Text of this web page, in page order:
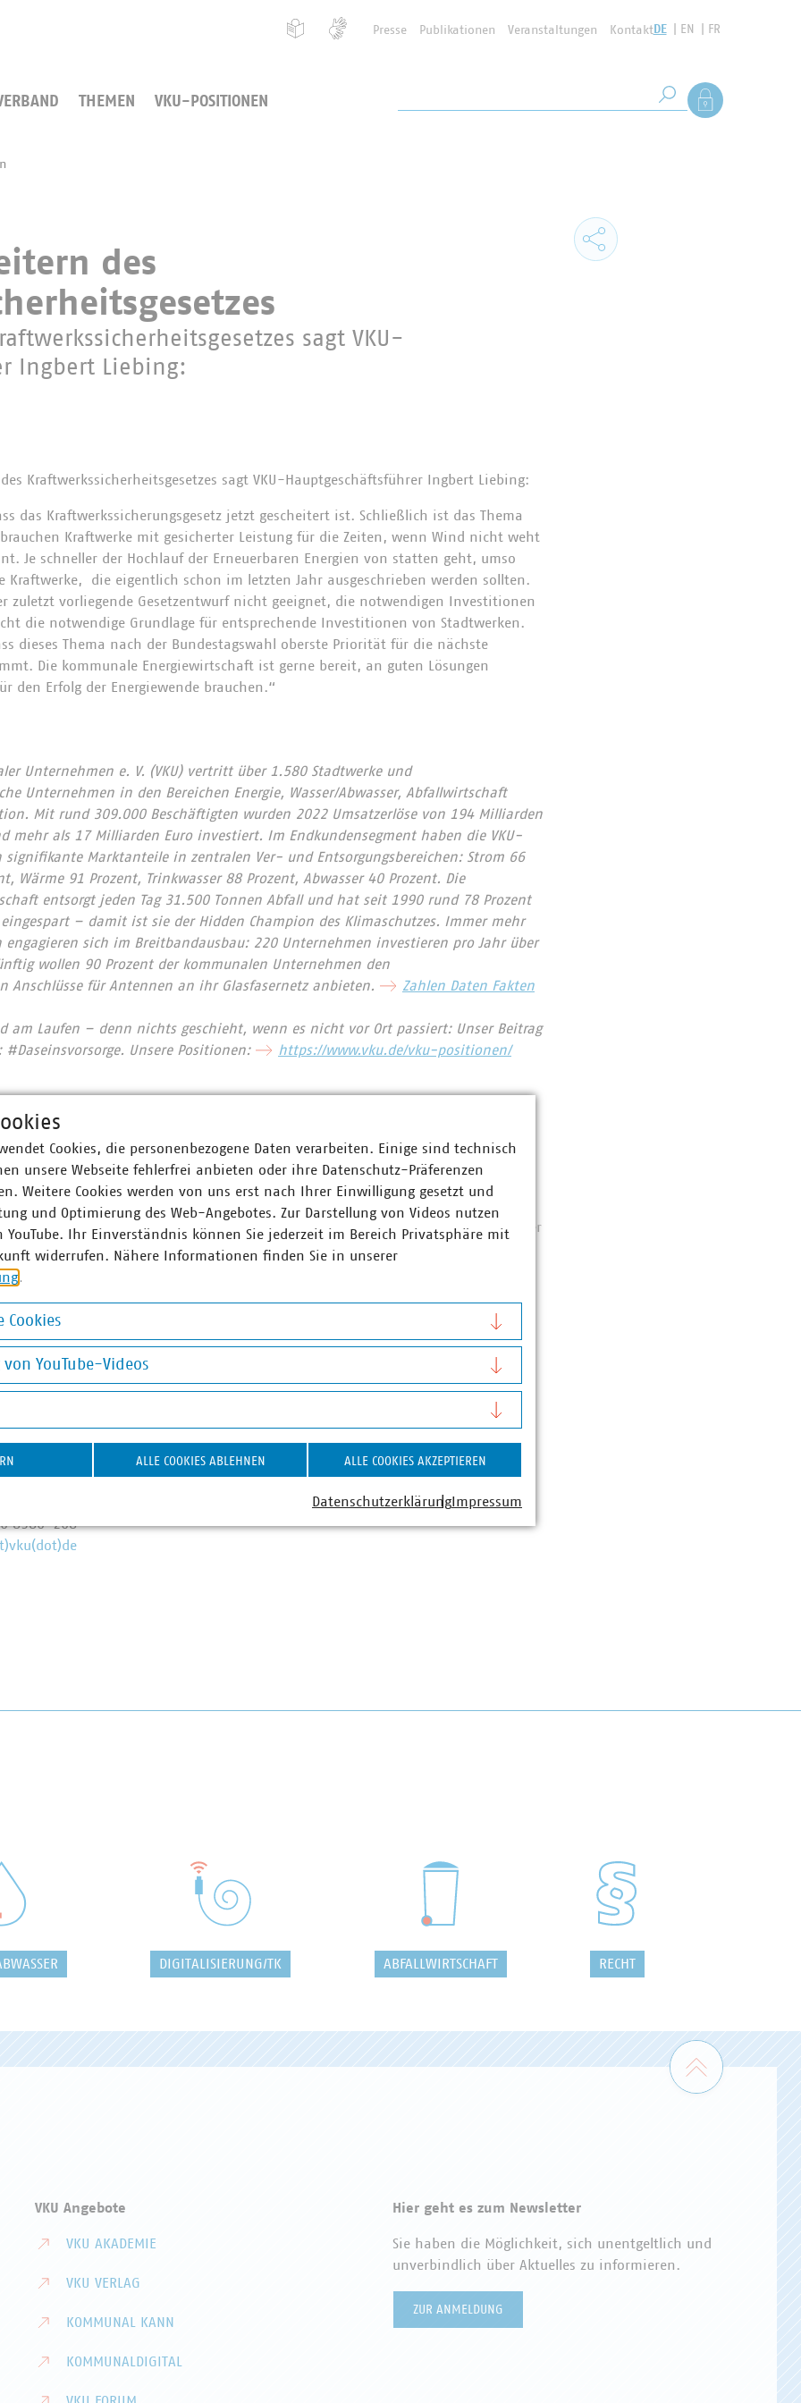
Presse Publikationen Veranstaltungen KontaktDE EN FR
THEMEN VKU-POSITIONEN Suche starten
Als Mitglied
des
sagt VKU-
Ingbert Liebing:
Kraftwerkssicherheitsgesetzes sagt VKU-Hauptgeschäftsführer Ingbert Liebing:
das Kraftwerkssicherungsgesetz jetzt gescheitert ist. Schließlich ist das Thema
Kraftwerke mit gesicherter Leistung für die Zeiten, wenn Wind nicht weht
Je schneller der Hochlauf der Erneuerbaren Energien von statten geht, umso
Kraftwerke, die eigentlich schon im letzten Jahr ausgeschrieben werden sollten.
zuletzt vorliegende Gesetzentwurf nicht geeignet, die notwendigen Investitionen
die notwendige Grundlage für entsprechende Investitionen von Stadtwerken.
dieses Thema nach der Bundestagswahl oberste Priorität für die nächste
Die kommunale Energiewirtschaft ist gerne bereit, an guten Lösungen
den Erfolg der Energiewende brauchen.“
Unternehmen e. V. (VKU) vertritt über 1.580 Stadtwerke und
Unternehmen in den Bereichen Energie, Wasser/Abwasser, Abfallwirtschaft
Mit rund 309.000 Beschäftigten wurden 2022 Umsatzerlöse von 194 Milliarden
mehr als 17 Milliarden Euro investiert. Im Endkundensegment haben die VKU-
signifikante Marktanteile in zentralen Ver- und Entsorgungsbereichen: Strom 66
Wärme 91 Prozent, Trinkwasser 88 Prozent, Abwasser 40 Prozent. Die
entsorgt jeden Tag 31.500 Tonnen Abfall und hat seit 1990 rund 78 Prozent
– damit ist sie der Hidden Champion des Klimaschutzes. Immer mehr
engagieren sich im Breitbandausbau: 220 Unternehmen investieren pro Jahr über
wollen 90 Prozent der kommunalen Unternehmen den
Anschlüsse für Antennen an ihr Glasfasernetz anbieten.
Zahlen Daten Fakten
am Laufen – denn nichts geschieht, wenn es nicht vor Ort passiert: Unser Beitrag
Unsere Positionen:
https://www.vku.de/vku-positionen/
Kammer
Abteilungsleiterin
mit
Energie (Wärme,
Finanzierung der
58580-225
Stefan Luig
Leiter Presse und Pressesprecher
mit Schwerpunkt Wasser/Abwasser
+49 170 8580-226
Hauk
(Strom, Stromnetze,
8580-208
DIGITALISIERUNG/TK ABFALLWIRTSCHAFT RECHT
Zum
VKU Angebote
VKU AKADEMIE
VKU VERLAG
KOMMUNAL KANN
KOMMUNALDIGITAL
Hier geht es zum Newsletter
Sie haben die Möglichkeit, sich unentgeltlich und
unverbindlich über Aktuelles zu informieren.
ZUR ANMELDUNG
Cookies, die personenbezogene Daten verarbeiten. Einige sind technisch
unsere Webseite fehlerfrei anbieten oder ihre Datenschutz-Präferenzen
Weitere Cookies werden von uns erst nach Ihrer Einwilligung gesetzt und
und Optimierung des Web-Angebotes. Zur Darstellung von Videos nutzen
YouTube. Ihr Einverständnis können Sie jederzeit im Bereich Privatsphäre mit
widerrufen. Nähere Informationen finden Sie in unserer
.
Cookies
von YouTube-Videos
YouTube-Videos
ALLE COOKIES ABLEHNEN ALLE COOKIES AKZEPTIEREN
DatenschutzerklärungImpressum